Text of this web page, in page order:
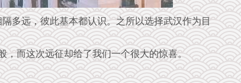
多远，彼此基本都认识。之所以选择武汉作为目
，而这次远征却给了我们一个很大的惊喜。